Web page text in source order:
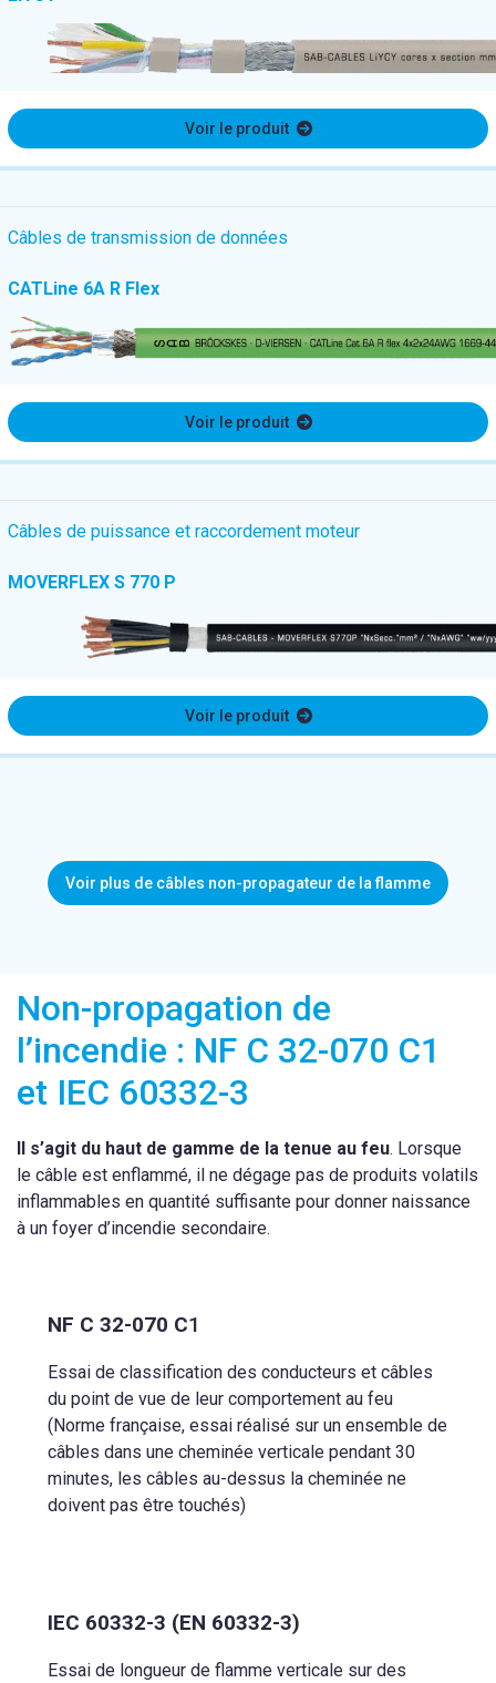
Voir le produit
Câbles de transmission de données
CATLine 6A R Flex
Voir le produit
Câbles de puissance et raccordement moteur
MOVERFLEX S 770 P
Voir le produit
Voir plus de câbles non-propagateur de la flamme
Non-propagation de
l’incendie : NF C 32-070 C1
et IEC 60332-3
Il s’agit du haut de gamme de la tenue au feu. Lorsque
le câble est enflammé, il ne dégage pas de produits volatils
inflammables en quantité suffisante pour donner naissance
à un foyer d’incendie secondaire.
NF C 32-070 C1
Essai de classification des conducteurs et câbles
du point de vue de leur comportement au feu
(Norme française, essai réalisé sur un ensemble de
câbles dans une cheminée verticale pendant 30
minutes, les câbles au-dessus la cheminée ne
doivent pas être touchés)
IEC 60332-3 (EN 60332-3)
Essai de longueur de flamme verticale sur des